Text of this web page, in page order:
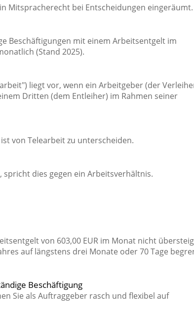
Mitspracherecht bei Entscheidungen eingeräumt.
Beschäftigungen mit einem Arbeitsentgelt im
(Stand 2025).
liegt vor, wenn ein Arbeitgeber (der
Dritten (dem Entleiher) im Rahmen seiner
von Telearbeit zu unterscheiden.
dies gegen ein Arbeitsverhältnis.
von 603,00 EUR im Monat nicht
auf längstens drei Monate oder 70 Tage
Beschäftigung
Sie als Auftraggeber rasch und flexibel auf